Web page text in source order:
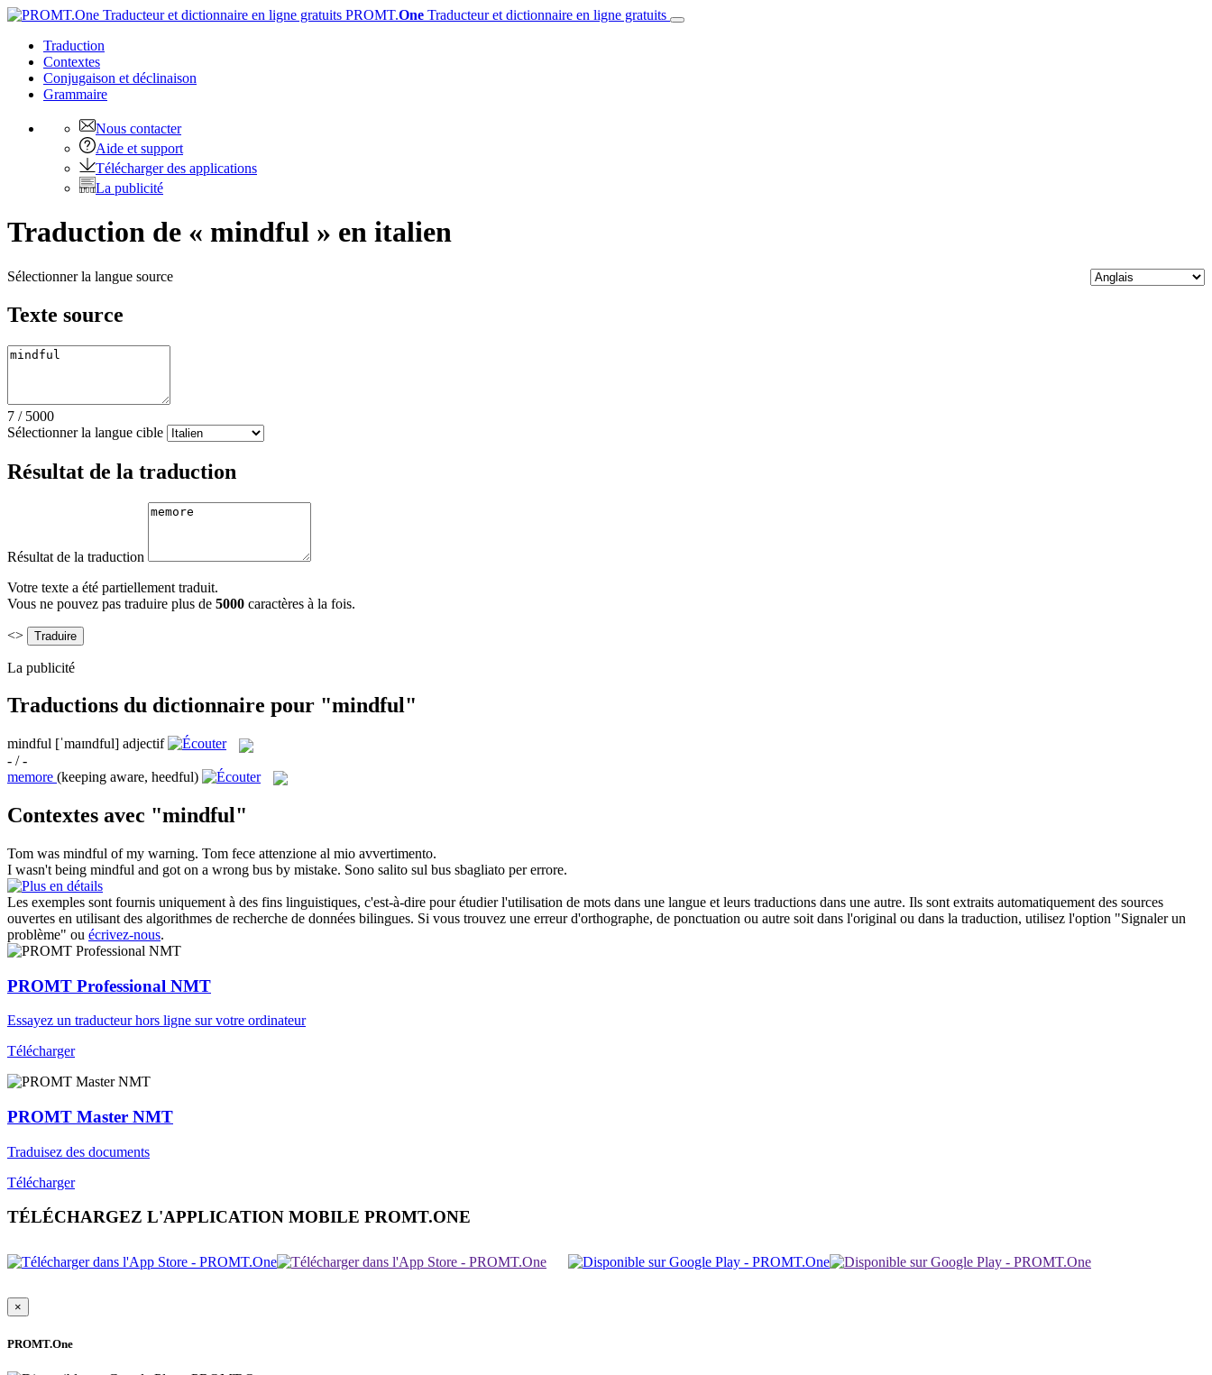
PROMT.One Traducteur et dictionnaire en ligne gratuits
Traduction
Contextes
Conjugaison et déclinaison
Grammaire
Nous contacter
Aide et support
Télécharger des applications
La publicité
Traduction de « mindful » en italien
Sélectionner la langue source
Texte source
7 / 5000
Sélectionner la langue cible
Résultat de la traduction
Résultat de la traduction
Votre texte a été partiellement traduit.
Vous ne pouvez pas traduire plus de 5000 caractères à la fois.
<>
La publicité
Traductions du dictionnaire pour "mindful"
mindful [ˈmaɪndful] adjectif
- / -
memore (keeping aware, heedful)
Contextes avec "mindful"
Tom was mindful of my warning. Tom fece attenzione al mio avvertimento.
I wasn't being mindful and got on a wrong bus by mistake. Sono salito sul bus sbagliato per errore.
Les exemples sont fournis uniquement à des fins linguistiques, c'est-à-dire pour étudier l'utilisation de mots dans une langue et leurs traductions dans une autre. Ils sont extraits automatiquement des sources
ouvertes en utilisant des algorithmes de recherche de données bilingues. Si vous trouvez une erreur d'orthographe, de ponctuation ou autre soit dans l'original ou dans la traduction, utilisez l'option "Signaler un
problème" ou écrivez-nous.
PROMT Professional NMT
Essayez un traducteur hors ligne sur votre ordinateur
Télécharger
PROMT Master NMT
Traduisez des documents
Télécharger
TÉLÉCHARGEZ L'APPLICATION MOBILE PROMT.ONE
×
PROMT.One